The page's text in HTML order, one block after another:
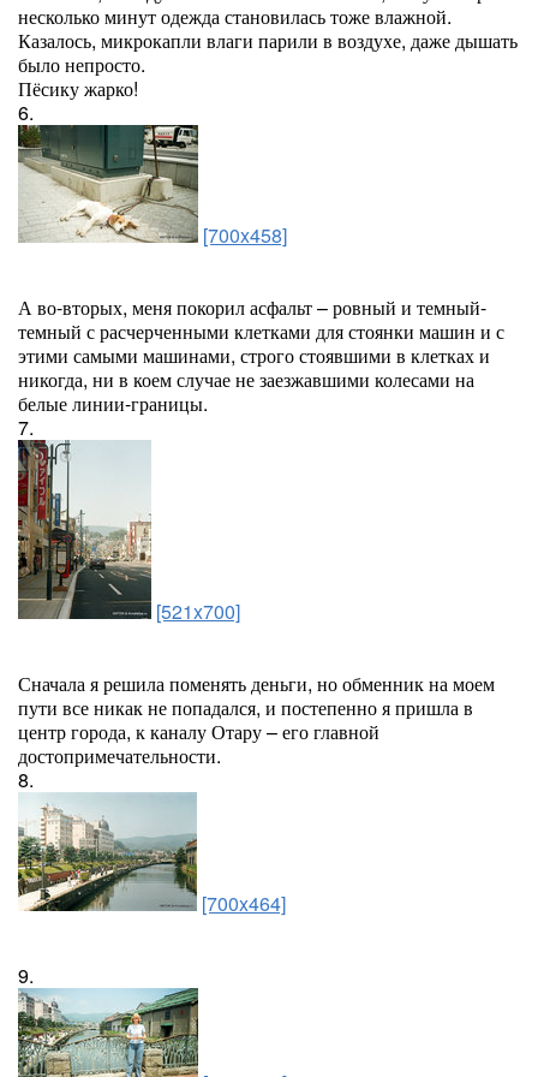
несколько минут одежда становилась тоже влажной.
Казалось, микрокапли влаги парили в воздухе, даже дышать
было непросто.
Пёсику жарко!
6.
[700x458]
А во-вторых, меня покорил асфальт – ровный и темный-
темный с расчерченными клетками для стоянки машин и с
этими самыми машинами, строго стоявшими в клетках и
никогда, ни в коем случае не заезжавшими колесами на
белые линии-границы.
7.
[521x700]
Сначала я решила поменять деньги, но обменник на моем
пути все никак не попадался, и постепенно я пришла в
центр города, к каналу Отару – его главной
достопримечательности.
8.
[700x464]
9.